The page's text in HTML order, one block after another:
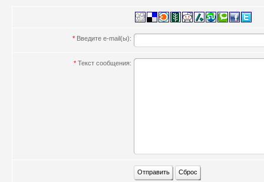
* Введите e-mail(ы):
* Текст сообщения: